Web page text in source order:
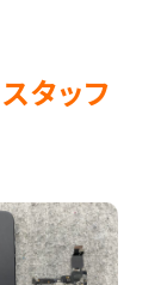
スタッフ